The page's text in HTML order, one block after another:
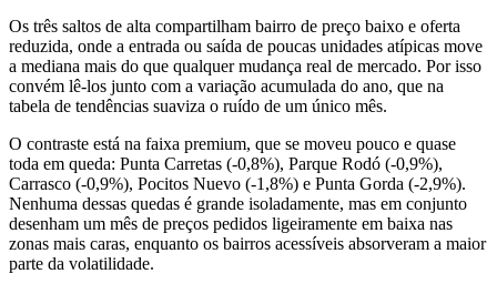
Os três saltos de alta compartilham bairro de preço baixo e oferta
reduzida, onde a entrada ou saída de poucas unidades atípicas move
a mediana mais do que qualquer mudança real de mercado. Por isso
convém lê-los junto com a variação acumulada do ano, que na
tabela de tendências suaviza o ruído de um único mês.
O contraste está na faixa premium, que se moveu pouco e quase
toda em queda: Punta Carretas (-0,8%), Parque Rodó (-0,9%),
Carrasco (-0,9%), Pocitos Nuevo (-1,8%) e Punta Gorda (-2,9%).
Nenhuma dessas quedas é grande isoladamente, mas em conjunto
desenham um mês de preços pedidos ligeiramente em baixa nas
zonas mais caras, enquanto os bairros acessíveis absorveram a maior
parte da volatilidade.